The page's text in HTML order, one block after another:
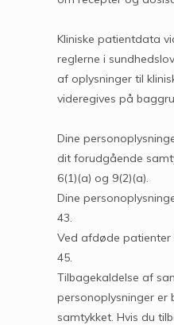
Kliniske patientdata
reglerne i
af oplysninger til
videregives på
Dine
dit forudgående
6(1)(a) og 9(2)(a).
Dine
43.
Ved afdøde patienter
45.
Tilbagekaldelse af
personoplysninger er
samtykket. Hvis du